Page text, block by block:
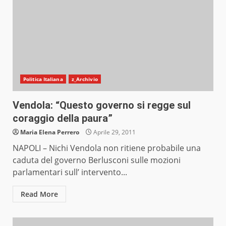
Politica Italiana z_Archivio
Vendola: “Questo governo si regge sul
coraggio della paura”
Maria Elena Perrero Aprile 29, 2011
NAPOLI – Nichi Vendola non ritiene probabile una
caduta del governo Berlusconi sulle mozioni
parlamentari sull’ intervento...
Read More